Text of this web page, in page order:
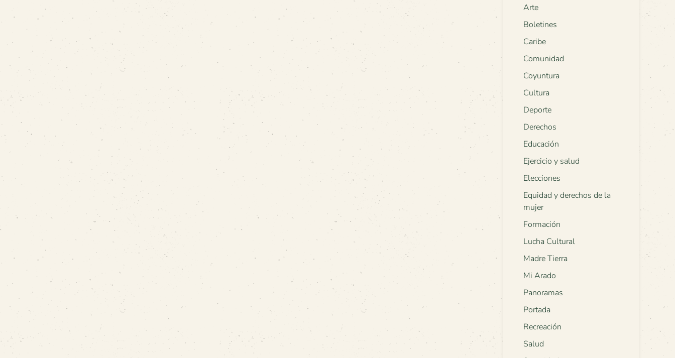
Arte
Boletines
Caribe
Comunidad
Coyuntura
Cultura
Deporte
Derechos
Educación
Ejercicio y salud
Elecciones
Equidad y derechos de la
mujer
Formación
Lucha Cultural
Madre Tierra
Mi Arado
Panoramas
Portada
Recreación
Salud